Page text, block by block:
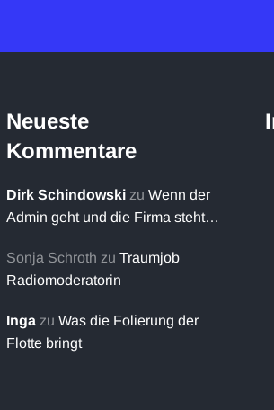
Neueste
Kommentare
Dirk Schindowski zu Wenn der
Admin geht und die Firma steht…
Sonja Schroth zu Traumjob
Radiomoderatorin
Inga zu Was die Folierung der
Flotte bringt